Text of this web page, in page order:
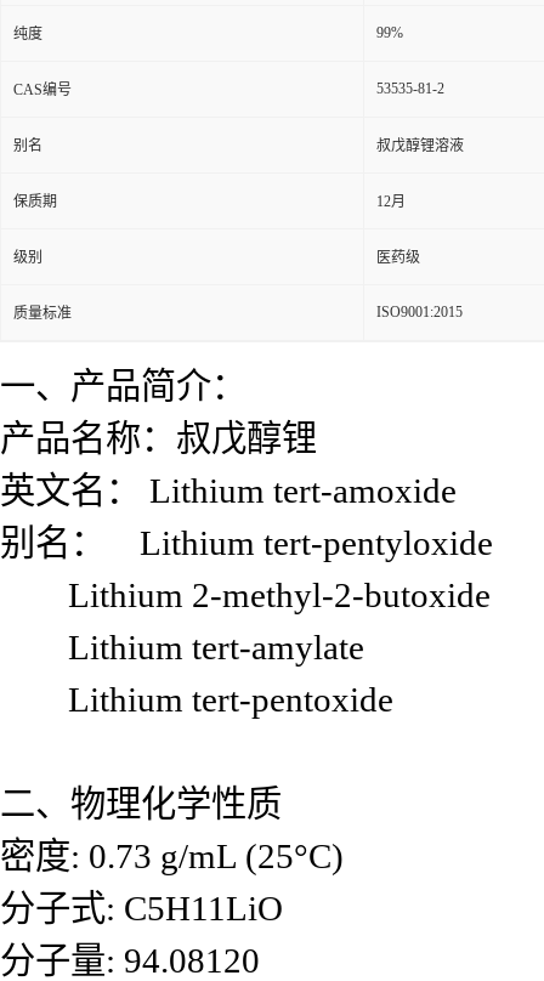
纯度 99%
CAS编号 53535-81-2
别名 叔戊醇锂溶液
保质期 12月
级别 医药级
质量标准 ISO9001:2015
一、产品简介：
产品名称：叔戊醇锂
英文名： Lithium tert-amoxide
别名： Lithium tert-pentyloxide
Lithium 2-methyl-2-butoxide
Lithium tert-amylate
Lithium tert-pentoxide
二、物理化学性质
密度: 0.73 g/mL (25°C)
分子式: C5H11LiO
分子量: 94.08120